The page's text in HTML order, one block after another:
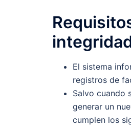
El sistema
registros de
Salvo cuando
generar un
cumplen los